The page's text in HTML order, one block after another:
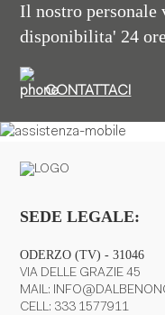
Il nostro personale
disponibilita' 24
CONTATTACI
SEDE LEGALE:
ODERZO (TV) - 31046
VIA DELLE GRAZIE 45
MAIL:
CELL: 333 1577911